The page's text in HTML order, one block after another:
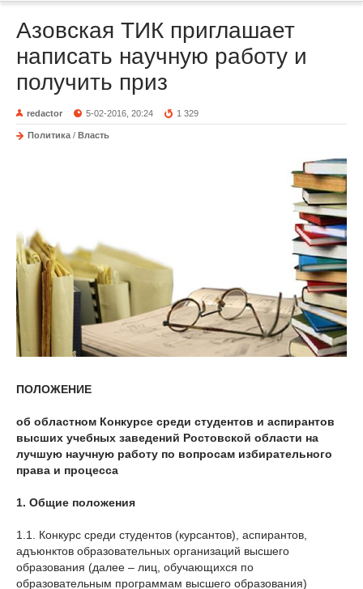
Азовская ТИК приглашает
написать научную работу и
получить приз
redactor 5-02-2016, 20:24 1 329
Политика / Власть
ПОЛОЖЕНИЕ
об областном Конкурсе среди студентов и аспирантов
высших учебных заведений Ростовской области на
лучшую научную работу по вопросам избирательного
права и процесса
1. Общие положения
1.1. Конкурс среди студентов (курсантов), аспирантов,
адъюнктов образовательных организаций высшего
образования (далее – лиц, обучающихся по
образовательным программам высшего образования)